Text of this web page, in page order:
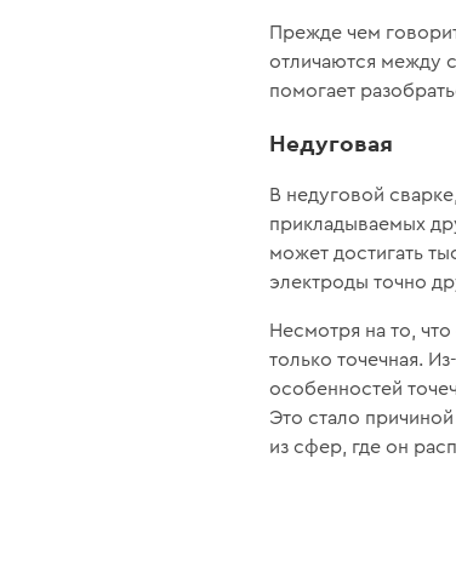
Прежде чем
отличаются между
помогает
Недуговая
В недуговой
прикладываемых
может достигать
электроды точно
Несмотря на то,
только точечная.
особенностей
Это стало
из сфер, где он